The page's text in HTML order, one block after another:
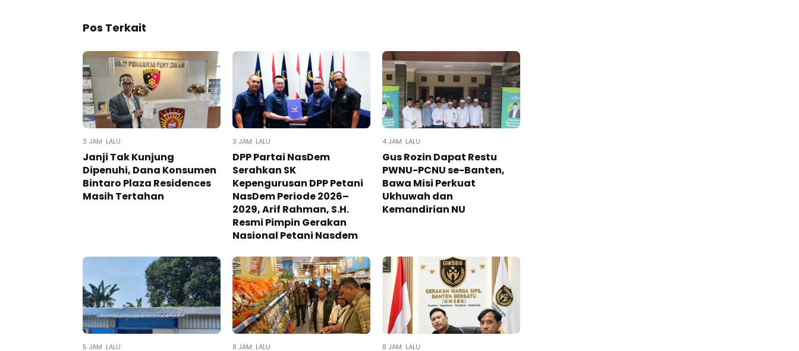
Pos Terkait
3 JAM LALU
Janji Tak Kunjung
Dipenuhi, Dana Konsumen
Bintaro Plaza Residences
Masih Tertahan
3 JAM LALU
DPP Partai NasDem
Serahkan SK
Kepengurusan DPP Petani
NasDem Periode 2026–
2029, Arif Rahman, S.H.
Resmi Pimpin Gerakan
Nasional Petani Nasdem
4 JAM LALU
Gus Rozin Dapat Restu
PWNU-PCNU se-Banten,
Bawa Misi Perkuat
Ukhuwah dan
Kemandirian NU
5 JAM LALU 8 JAM LALU 8 JAM LALU